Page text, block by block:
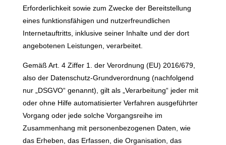
Erforderlichkeit sowie zum Zwecke der Bereitstellung
eines funktionsfähigen und nutzerfreundlichen
Internetauftritts, inklusive seiner Inhalte und der dort
angebotenen Leistungen, verarbeitet.
Gemäß Art. 4 Ziffer 1. der Verordnung (EU) 2016/679,
also der Datenschutz-Grundverordnung (nachfolgend
nur „DSGVO“ genannt), gilt als „Verarbeitung“ jeder mit
oder ohne Hilfe automatisierter Verfahren ausgeführter
Vorgang oder jede solche Vorgangsreihe im
Zusammenhang mit personenbezogenen Daten, wie
das Erheben, das Erfassen, die Organisation, das